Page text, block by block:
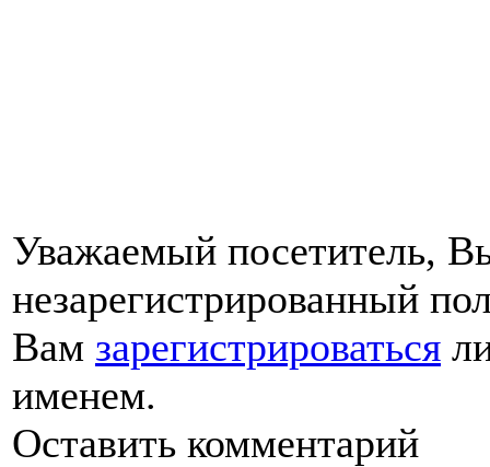
Уважаемый посетитель,
незарегистрированный
Вам зарегистрироваться
именем.
Оставить комментарий